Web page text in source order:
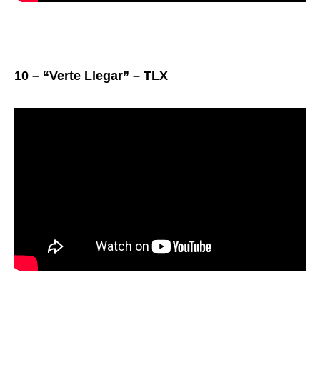
10 – “Verte Llegar” – TLX